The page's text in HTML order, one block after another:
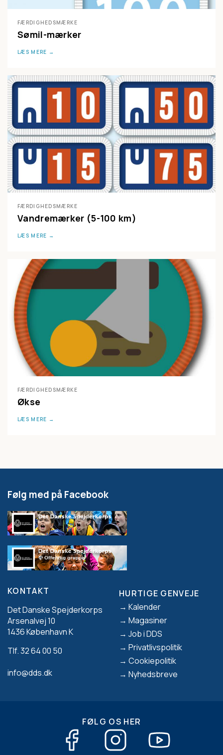
FÆRDIGHEDSMÆRKE
Sømil-mærker
LÆS MERE
FÆRDIGHEDSMÆRKE
Vandremærker (5-100 km)
LÆS MERE
FÆRDIGHEDSMÆRKE
Økse
LÆS MERE
Følg med på Facebook
KONTAKT
Det Danske Spejderkorps
Arsenalvej 10
1436 København K
Tlf. 32 64 00 50
info@dds.dk
Footer
HURTIGE GENVEJE
Kalender
Magasiner
Job i DDS
Privatlivspolitik
Cookiepolitik
Nyhedsbreve
FØLG OS HER